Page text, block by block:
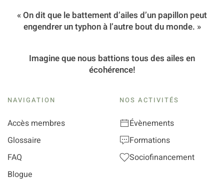
« On dit que le battement d’ailes d’un papillon peut
engendrer un typhon à l’autre bout du monde. »
Imagine que nous battions tous des ailes en
écohérence!
NAVIGATION
Accès membres
Glossaire
FAQ
Blogue
NOS ACTIVITÉS
Évènements
Formations
Sociofinancement